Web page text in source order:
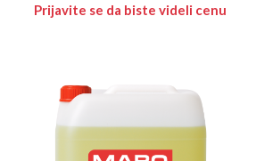
Prijavite se da biste videli cenu